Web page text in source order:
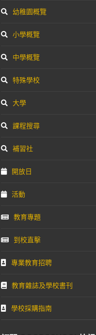
幼稚園概覽
小學概覽
中學概覽
特殊學校
大學
課程搜尋
補習社
開放日
活動
教育專題
到校直擊
專業教育招聘
教育雜誌及學校書刊
學校採購指南